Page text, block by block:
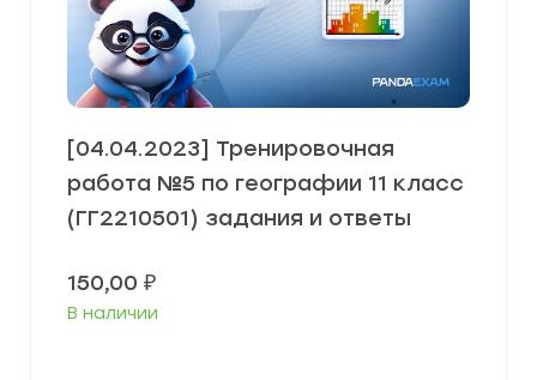
[04.04.2023] Тренировочная
работа №5 по географии 11 класс
(ГГ2210501) задания и ответы
150,00 ₽
В наличии